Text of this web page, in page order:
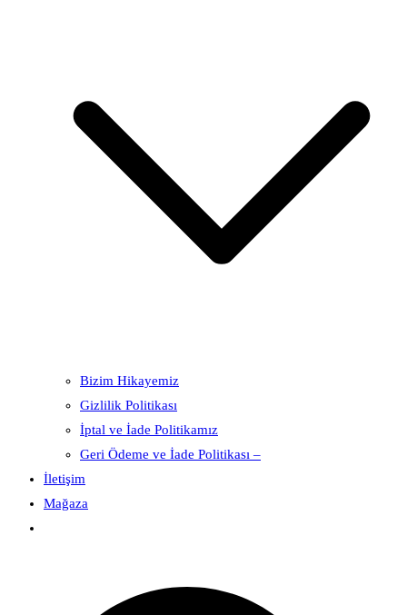
Bizim Hikayemiz
Gizlilik Politikası
İptal ve İade Politikamız
Geri Ödeme ve İade Politikası –
İletişim
Mağaza